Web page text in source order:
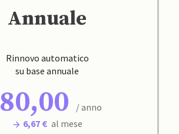
Annuale
Rinnovo automatico
su base annuale
80,00
/ anno
6,67 € al mese